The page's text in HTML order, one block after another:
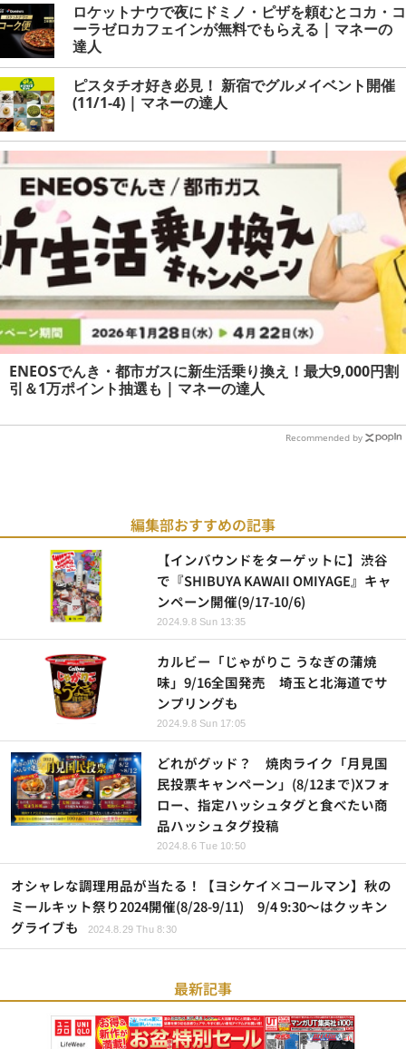
ロケットナウで夜にドミノ・ピザを頼むとコカ・コ
ーラゼロカフェインが無料でもらえる | マネーの
達人
ピスタチオ好き必見！ 新宿でグルメイベント開催
(11/1-4) | マネーの達人
ENEOSでんき・都市ガスに新生活乗り換え！最大9,000円割
引＆1万ポイント抽選も | マネーの達人
Recommended by
編集部おすすめの記事
【インバウンドをターゲットに】渋谷
で『SHIBUYA KAWAII OMIYAGE』キャ
ンペーン開催(9/17-10/6)
2024.9.8 Sun 13:35
カルビー「じゃがりこ うなぎの蒲焼
味」9/16全国発売 埼玉と北海道でサ
ンプリングも
2024.9.8 Sun 17:05
どれがグッド？ 焼肉ライク「月見国
民投票キャンペーン」(8/12まで)Xフォ
ロー、指定ハッシュタグと食べたい商
品ハッシュタグ投稿
2024.8.6 Tue 10:50
オシャレな調理用品が当たる！【ヨシケイ×コールマン】秋の
ミールキット祭り2024開催(8/28-9/11) 9/4 9:30～はクッキン
グライブも
2024.8.29 Thu 8:30
最新記事